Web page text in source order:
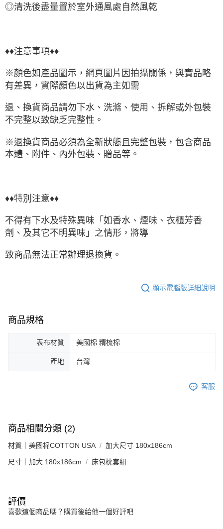
◎清洗後盡量置於室外通風處自然風乾
♦♦注意事項♦♦
※顏色如產品圖示，網頁圖片因拍攝關係，與實品略
有差異，實際顏色以出貨為主如需
退、換貨商品請勿下水、洗滌、使用、拆解或外包裝
不完整以致缺乏完整性。
※退換貨商品必須為全新狀態且完整包裝，包含商品
本體、附件、內外包裝、贈品等。
♦♦特別注意♦♦
不得有下水及特殊異味「如香水、煙味、衣櫃芳香
劑、及其它不明異味」之情形，將導
致商品無法正常辦理退換貨。
顯示電腦版詳細說明
商品規格
表布材質 美國棉 精梳棉
產地 台灣
客服
商品相關分類 (2)
材質｜美國棉COTTON USA 加大尺寸 180x186cm
尺寸｜加大 180x186cm 床包枕套組
評價
喜歡這個商品嗎？購買後給他一個好評吧